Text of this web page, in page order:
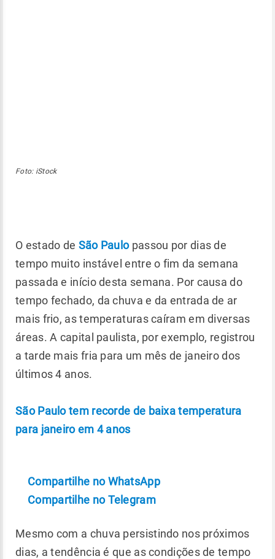
Foto: iStock
O estado de São Paulopassou por dias de
tempo muito instável entre o fim da semana
passada e início desta semana. Por causa do
tempo fechado, da chuva e da entrada de ar
mais frio, as temperaturas caíram em diversas
áreas. A capital paulista, por exemplo, registrou
a tarde mais fria para um mês de janeiro dos
últimos 4 anos.
São Paulo tem recorde de baixa temperatura
para janeiro em 4 anos
Compartilhe no WhatsApp
Compartilhe no Telegram
Mesmo com a chuva persistindo nos próximos
dias, a tendência é que as condições de tempo